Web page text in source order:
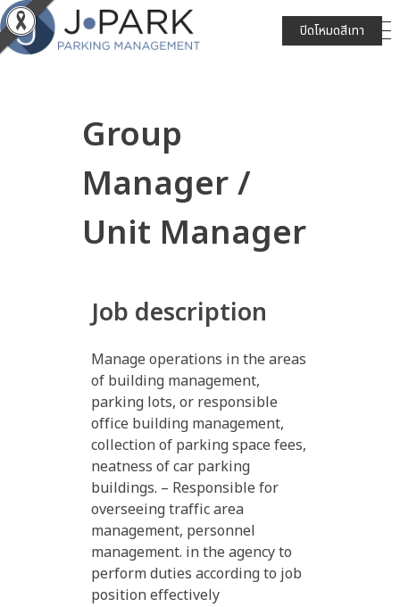
Group
Manager /
Unit Manager
Job description
Manage operations in the areas
of building management,
parking lots, or responsible
office building management,
collection of parking space fees,
neatness of car parking
buildings. – Responsible for
overseeing traffic area
management, personnel
management. in the agency to
perform duties according to job
position effectively
ปิดโหมดสีเทา